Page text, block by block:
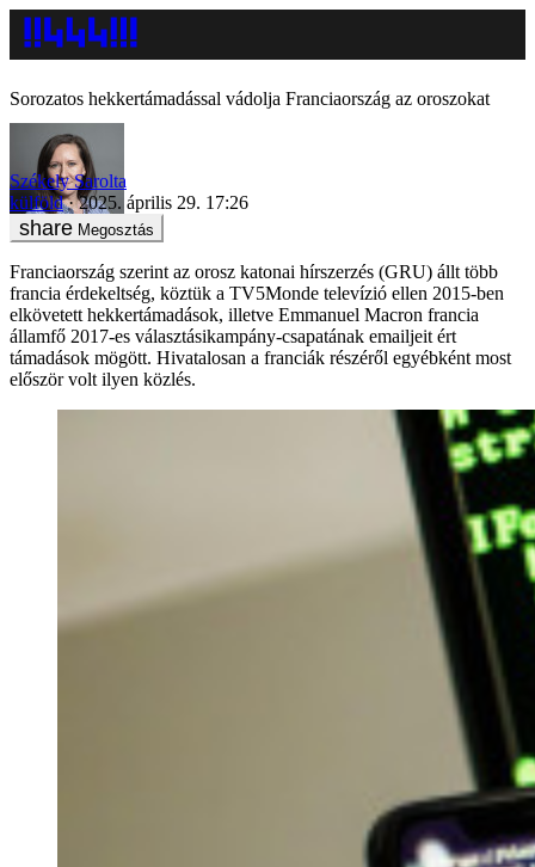
Sorozatos hekkertámadással vádolja Franciaország az oroszokat
Székely Sarolta
külföld
2025. április 29. 17:26
Megosztás
Franciaország szerint az orosz katonai hírszerzés (GRU) állt több
francia érdekeltség, köztük a TV5Monde televízió ellen 2015-ben
elkövetett hekkertámadások, illetve Emmanuel Macron francia
államfő 2017-es választásikampány-csapatának emailjeit ért
támadások mögött. Hivatalosan a franciák részéről egyébként most
először volt ilyen közlés.